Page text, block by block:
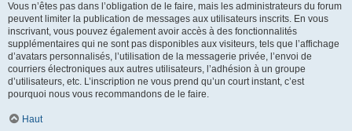
Vous n’êtes pas dans l’obligation de le faire, mais les administrateurs du forum
peuvent limiter la publication de messages aux utilisateurs inscrits. En vous
inscrivant, vous pouvez également avoir accès à des fonctionnalités
supplémentaires qui ne sont pas disponibles aux visiteurs, tels que l’affichage
d’avatars personnalisés, l’utilisation de la messagerie privée, l’envoi de
courriers électroniques aux autres utilisateurs, l’adhésion à un groupe
d’utilisateurs, etc. L’inscription ne vous prend qu’un court instant, c’est
pourquoi nous vous recommandons de le faire.
Haut